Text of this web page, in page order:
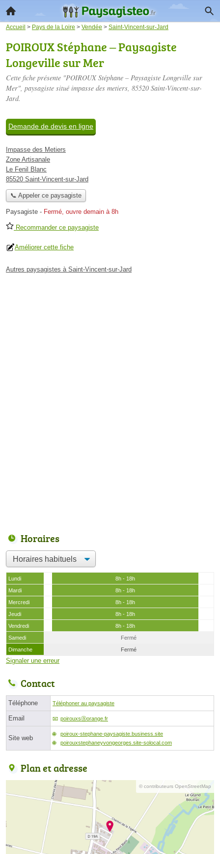
Accueil > Pays de la Loire > Vendée > Saint-Vincent-sur-Jard
POIROUX Stéphane – Paysagiste
Longeville sur Mer
Cette fiche présente "POIROUX Stéphane – Paysagiste Longeville sur
Mer", paysagiste situé impasse des metiers, 85520 Saint-Vincent-sur-
Jard.
Demande de devis en ligne
Impasse des Metiers
Zone Artisanale
Le Fenil Blanc
85520 Saint-Vincent-sur-Jard
📞 Appeler ce paysagiste
Paysagiste - Fermé, ouvre demain à 8h
Recommander ce paysagiste
Améliorer cette fiche
Autres paysagistes à Saint-Vincent-sur-Jard
Horaires
Lundi
8h - 18h
Mardi
8h - 18h
Mercredi
8h - 18h
Jeudi
8h - 18h
Vendredi
8h - 18h
Samedi
Fermé
Dimanche
Fermé
Signaler une erreur
Contact
Téléphone Téléphoner au paysagiste
Email poirouxsⓐorange.fr
Site web
poiroux-stephane-paysagiste.business.site
poirouxstephaneyvongeorges.site-solocal.com
Plan et adresse
© contributeurs OpenStreetMap